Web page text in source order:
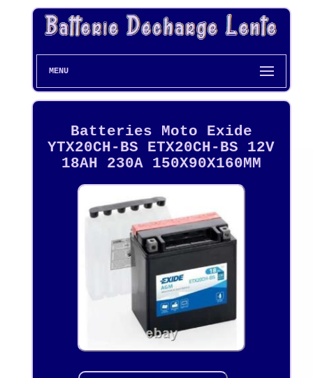
MENU
Batteries Moto Exide
YTX20CH-BS ETX20CH-BS 12V
18AH 230A 150X90X160MM